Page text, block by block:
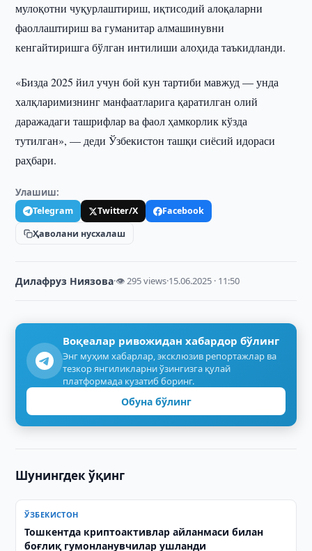
мулоқотни чуқурлаштириш, иқтисодий алоқаларни
фаоллаштириш ва гуманитар алмашинувни
кенгайтиришга бўлган интилиши алоҳида таъкидланди.
«Бизда 2025 йил учун бой кун тартиби мавжуд — унда
халқларимизнинг манфаатларига қаратилган олий
даражадаги ташрифлар ва фаол ҳамкорлик кўзда
тутилган», — деди Ўзбекистон ташқи сиёсий идораси
раҳбари.
Улашиш:
Telegram Twitter/X
Facebook
Ҳаволани нусхалаш
Дилафруз Ниязова·👁 295 views·15.06.2025 · 11:50
Воқеалар ривожидан хабардор бўлинг
Энг муҳим хабарлар, эксклюзив репортажлар ва
тезкор янгиликларни ўзингизга қулай
платформада кузатиб боринг.
Обуна бўлинг
Шунингдек ўқинг
ЎЗБЕКИСТОН
Тошкентда криптоактивлар айланмаси билан
боғлиқ гумонланувчилар ушланди